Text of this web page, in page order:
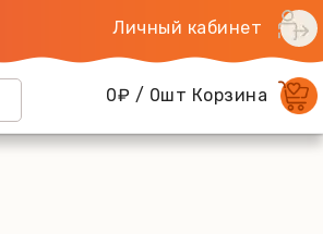
Личный кабинет
0₽ / 0шт Корзина